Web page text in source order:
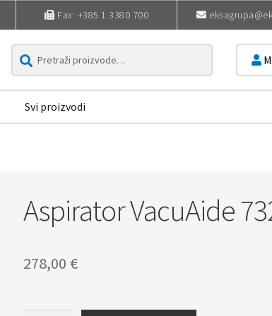
Fax: +385 1 3380 700
Pretraži:
Svi proizvodi
Aspirator VacuAide
278,00 €